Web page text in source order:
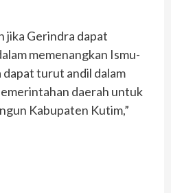
jika Gerindra dapat
memenangkan Ismu-
turut andil dalam
daerah untuk
Kabupaten Kutim,”